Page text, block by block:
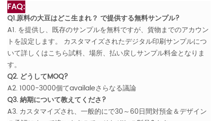
FAQ:
Q1.原料の大豆はどこ生まれ？ で提供する無料サンプル?
A1. を提供し、既存のサンプルを無料ですが、貨物までのアカウン
トを設定します。 カスタマイズされたデジタル印刷サンプルにつ
いて詳しくはこちら試料、場所、払い戻しサンプル料金となりま
す。
Q2. どうしてMOQ?
A2. 1000-3000個てavailaleさらなる議論
Q3. 納期について教えてくださ?
A3. カスタマイズされ、一般的にで30～60日間対預金＆デザイン